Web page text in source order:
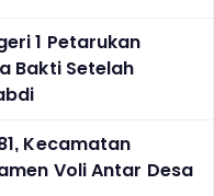
1 Petarukan
Bakti Setelah
Kecamatan
Voli Antar Desa